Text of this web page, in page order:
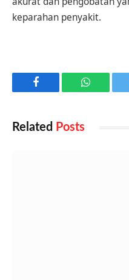
keparahan penyakit.
Facebook
Related Posts